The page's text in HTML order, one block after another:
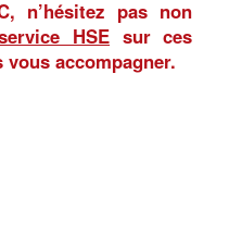
n’hésitez pas non
HSE sur ces
accompagner.